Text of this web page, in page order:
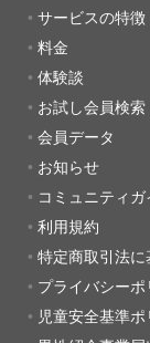
サービスの特徴
料金
体験談
お試し会員検索
会員データ
お知らせ
コミュニティガ
利用規約
特定商取引法に
プライバシーポ
児童安全基準ポ